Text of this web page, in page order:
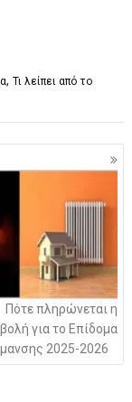
,Τι λείπει από το
Πότε πληρώνεται η
για το Επίδομα
2025-2026